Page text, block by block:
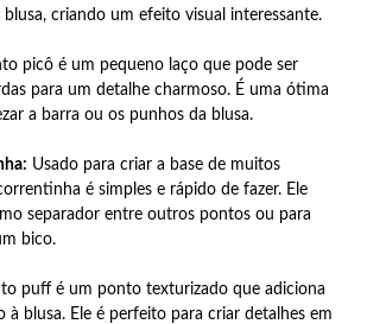
criando um efeito visual interessante.
picô é um pequeno laço que pode ser
para um detalhe charmoso. É uma ótima
a barra ou os punhos da blusa.
Usado para criar a base de muitos
é simples e rápido de fazer. Ele
separador entre outros pontos ou para
bico.
puff é um ponto texturizado que adiciona
à blusa. Ele é perfeito para criar detalhes em